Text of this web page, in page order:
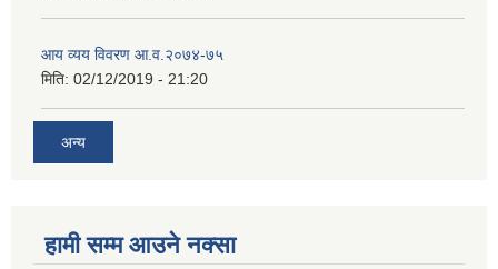
आय व्यय विवरण आ.व.२०७४-७५
मिति: 02/12/2019 - 21:20
अन्य
हामी सम्म आउने नक्सा